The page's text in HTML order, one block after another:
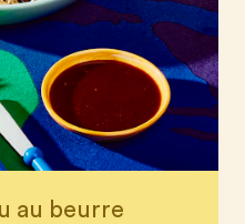
au beurre